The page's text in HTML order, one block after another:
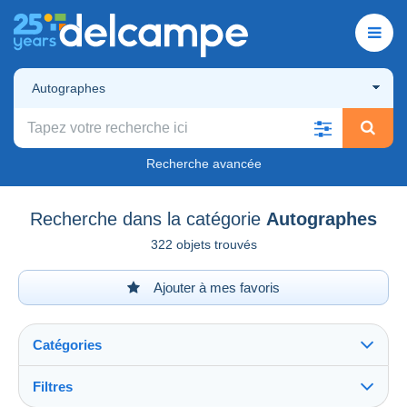
Autographes
Recherche avancée
Recherche dans la catégorie Autographes
322 objets trouvés
Ajouter à mes favoris
Catégories
Filtres